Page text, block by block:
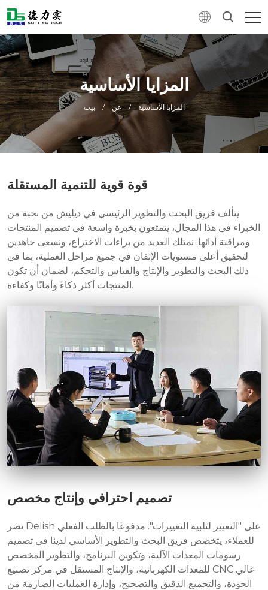
المزايا الأساسية
بيت / عن / المزايا الأساسية
قوة قوية للتنمية المستقلة
يتألف فريق البحث والتطوير الرئيسي في ديليش من نخبة من
الخبراء في هذا المجال، يتمتعون بخبرة واسعة في تصميم المنتجات
ومراقبة أدائها. نمتلك العديد من براءات الاختراع، ونسعى جاهدين
لتحقيق أعلى مستويات الإتقان في جميع مراحل العملية، بما في
ذلك البحث والتطوير والإنتاج والقياس والتحكم، لضمان أن تكون
المنتجات أكثر ذكاءً وأمانًا وكفاءة.
تصميم احترافي وإنتاج مخصص
تصر Delish على "التغيير لتلبية التغييرات". مدفوعًا بالطلب الفعلي
للعملاء، يتخصص فريق البحث والتطوير الأساسي لدينا في تصميم
رسومات المعدات الآلية، وتكوين البرنامج، والتطوير المخصص
للمعدات الكهربائية، والإنتاج المستقل في مركز تصنيع CNC عالي
الجودة، والتجميع الدقيق والتصحيح، وإدارة العمليات الصارمة من